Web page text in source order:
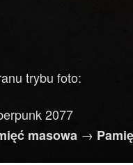
trybu foto:
2077
masowa →